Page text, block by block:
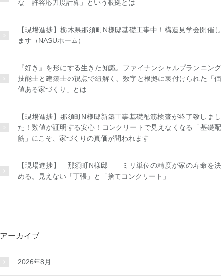
な「許容応力度計算」という根拠とは
【現場進捗】栃木県那須町N様邸基礎工事中！構造見学会開催し
ます（NASUホーム）
『好き』を形にする生きた知識。ファイナンシャルプランニング
技能士と建築士の視点で紐解く、数字と根拠に裏付けられた「価
値ある家づくり」とは
【現場進捗】那須町N様邸新築工事基礎配筋検査が終了致しまし
た！数値が証明する安心！コンクリートで見えなくなる「基礎配
筋」にこそ、家づくりの真価が問われます
【現場進捗】 那須町N様邸 ミリ単位の精度が家の寿命を決
める。見えない「丁張」と「捨てコンクリート」
アーカイブ
2026年8月